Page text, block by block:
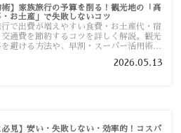
術】家族旅行の予算を削る！観光地の「高
・お土産」で失敗しないコツ
行で出費が増えやすい食費・お土産代・宿
交通費を節約するコツを詳しく解説。観光
避ける方法や、早割・スーパー活用術、
2026.05.13
必見】安い・失敗しない・効率的！コスパ